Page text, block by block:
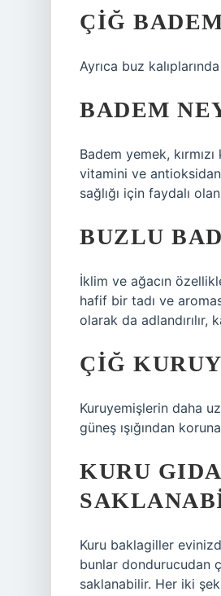
ÇIĞ
Ayrıca buz
BADEM
Badem yemek,
vitamini ve
sağlığı için faydalı
BUZLU
İklim ve ağacın
hafif bir tadı ve
olarak da adlandırılır,
ÇIĞ
Kuruyemişlerin daha
güneş ışığından
KURU
Kuru baklagiller
bunlar dondurucudan
saklanabilir. Her iki